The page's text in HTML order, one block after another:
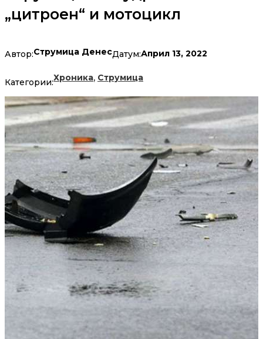
„цитроен“ и мотоцикл
Автор:Струмица ДенесДатум:Април 13, 2022
Категории:Хроника, Струмица